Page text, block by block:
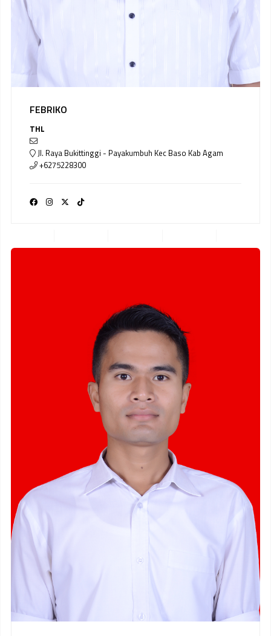
FEBRIKO
THL
Jl. Raya Bukittinggi - Payakumbuh Kec Baso Kab Agam
+6275228300